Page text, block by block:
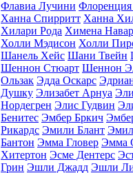
Флавиа Лучини
Ханна Спирритт Ханна
Хилари Рода Химена
Холли Мэдисон Холли
Шанель Хейс Шани Твейн
Шеннон Стюарт Шеннон
Ользак Эдда Оскарс
Душку Элизабет Арнуа
Нордегрен Элис Гудвин
Бенитес Эмбер Бркич
Рикардс Эмили Блант
Бантон Эмма Гловер Эмма
Хитертон Эсме Дентерс
Грин Эшли Джадд Эшли